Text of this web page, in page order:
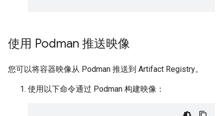
使用 Podman 推送映像
您可以将容器映像从 Podman 推送到 Artifact Registry。
使用以下命令通过 Podman 构建映像：